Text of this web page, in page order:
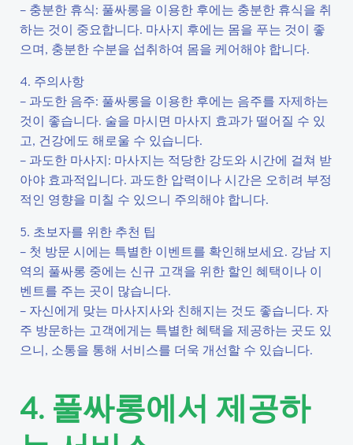
– 충분한 휴식: 풀싸롱을 이용한 후에는 충분한 휴식을 취
하는 것이 중요합니다. 마사지 후에는 몸을 푸는 것이 좋
으며, 충분한 수분을 섭취하여 몸을 케어해야 합니다.
4. 주의사항
– 과도한 음주: 풀싸롱을 이용한 후에는 음주를 자제하는
것이 좋습니다. 술을 마시면 마사지 효과가 떨어질 수 있
고, 건강에도 해로울 수 있습니다.
– 과도한 마사지: 마사지는 적당한 강도와 시간에 걸쳐 받
아야 효과적입니다. 과도한 압력이나 시간은 오히려 부정
적인 영향을 미칠 수 있으니 주의해야 합니다.
5. 초보자를 위한 추천 팁
– 첫 방문 시에는 특별한 이벤트를 확인해보세요. 강남 지
역의 풀싸롱 중에는 신규 고객을 위한 할인 혜택이나 이
벤트를 주는 곳이 많습니다.
– 자신에게 맞는 마사지사와 친해지는 것도 좋습니다. 자
주 방문하는 고객에게는 특별한 혜택을 제공하는 곳도 있
으니, 소통을 통해 서비스를 더욱 개선할 수 있습니다.
4. 풀싸롱에서 제공하